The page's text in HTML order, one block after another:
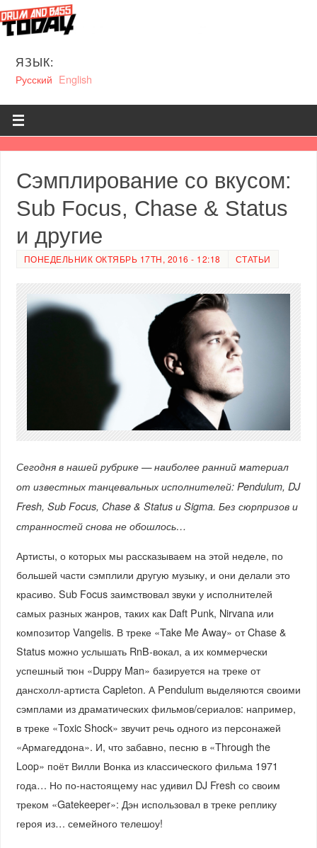
ЯЗЫК:
Русский English
Сэмплирование со вкусом:
Sub Focus, Chase & Status
и другие
ПОНЕДЕЛЬНИК ОКТЯБРЬ 17TH, 2016 - 12:18 СТАТЬИ
Сегодня в нашей рубрике — наиболее ранний материал
от известных танцевальных исполнителей: Pendulum, DJ
Fresh, Sub Focus, Chase & Status и Sigma. Без сюрпризов и
странностей снова не обошлось…
Артисты, о которых мы рассказываем на этой неделе, по
большей части сэмплили другую музыку, и они делали это
красиво. Sub Focus заимствовал звуки у исполнителей
самых разных жанров, таких как Daft Punk, Nirvana или
композитор Vangelis. В треке «Take Me Away» от Chase &
Status можно услышать RnB-вокал, а их коммерчески
успешный тюн «Duppy Man» базируется на треке от
дансхолл-артиста Capleton. А Pendulum выделяются своими
сэмплами из драматических фильмов/сериалов: например,
в треке «Toxic Shock» звучит речь одного из персонажей
«Армагеддона». И, что забавно, песню в «Through the
Loop» поёт Вилли Вонка из классического фильма 1971
года… Но по-настоящему нас удивил DJ Fresh со своим
треком «Gatekeeper»: Дэн использовал в треке реплику
героя из… семейного телешоу!